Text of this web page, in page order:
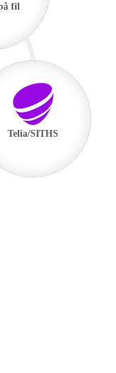
fil
Telia/SITHS